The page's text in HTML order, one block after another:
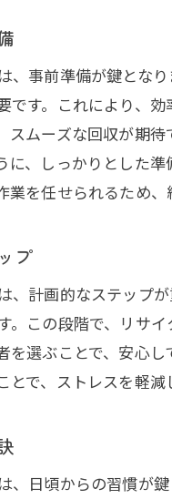
ス
、事前準備が鍵とな
です。これにより、
スムーズな回収が期
に、しっかりとした
を任せられるため、
プ
、計画的なステップ
。この段階で、リサ
を選ぶことで、安心
で、ストレスを軽減
、日頃からの習慣が